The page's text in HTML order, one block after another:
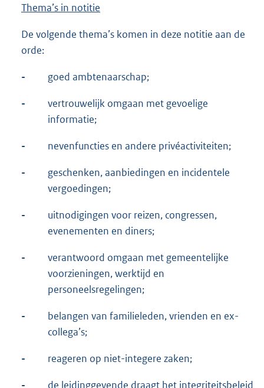
Thema’s in notitie
De volgende thema’s komen in deze notitie aan de
orde:
- goed ambtenaarschap;
-
vertrouwelijk omgaan met gevoelige
informatie;
- nevenfuncties en andere privéactiviteiten;
-
geschenken, aanbiedingen en incidentele
vergoedingen;
-
uitnodigingen voor reizen, congressen,
evenementen en diners;
-
verantwoord omgaan met gemeentelijke
voorzieningen, werktijd en
personeelsregelingen;
-
belangen van familieleden, vrienden en ex-
collega’s;
- reageren op niet-integere zaken;
- de leidinggevende draagt het integriteitsbeleid